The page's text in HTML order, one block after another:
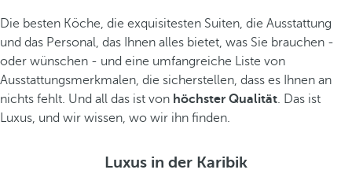
Die besten Köche, die exquisitesten Suiten, die Ausstattung
und das Personal, das Ihnen alles bietet, was Sie brauchen -
oder wünschen - und eine umfangreiche Liste von
Ausstattungsmerkmalen, die sicherstellen, dass es Ihnen an
nichts fehlt. Und all das ist von höchster Qualität. Das ist
Luxus, und wir wissen, wo wir ihn finden.
Luxus in der Karibik